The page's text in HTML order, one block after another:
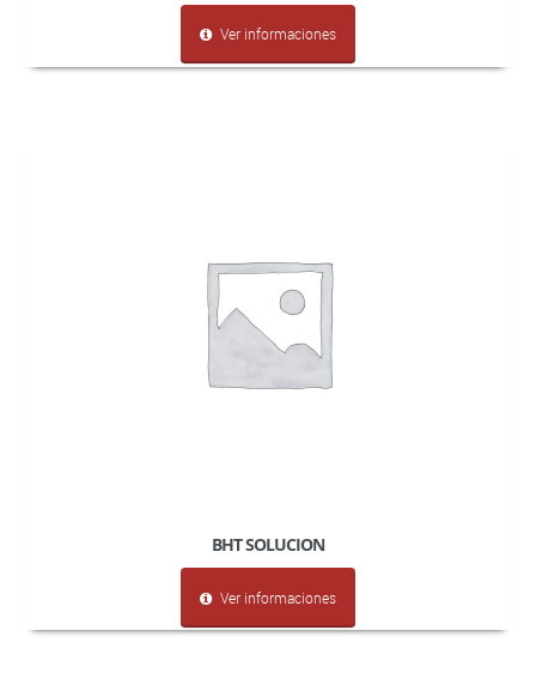
Ver informaciones
BHT SOLUCION
Ver informaciones